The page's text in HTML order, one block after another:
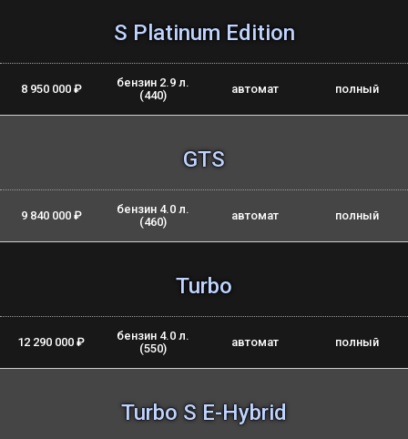
S Platinum Edition
8 950 000 ₽
бензин 2.9 л.
(440)
автомат полный
GTS
9 840 000 ₽
бензин 4.0 л.
(460)
автомат полный
Turbo
12 290 000 ₽
бензин 4.0 л.
(550)
автомат полный
Turbo S E-Hybrid